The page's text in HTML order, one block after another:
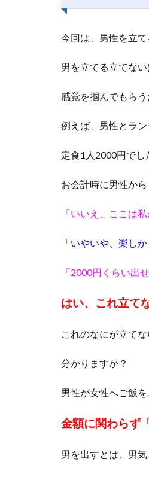
今回は、男性を立
男を立てる立てな
感覚を掴んでもら
例えば、男性とラン
定食1人2000円でし
お会計時に男性から
「いいえ、ここは私
「いやいや、楽し
「2000円くらい出
はい、これ立て
これのなにが立て
分かりますか？
男性が女性へご飯を
金額に関わらず
男を出すとは、男